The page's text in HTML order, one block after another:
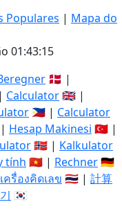
Populares | Mapa do
01:43:16
🇩🇰 |
Calculator🇬🇧 |
🇵🇭 | Calculator
Hesap Makinesi 🇹🇷 |
🇳🇴 | Kalkulator
tính 🇻🇳 | Rechner🇩🇪
เครื่องคิดเลข 🇹🇭 | 計算
🇰🇷